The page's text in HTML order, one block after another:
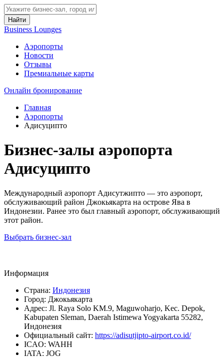
Найти
Business Lounges
Аэропорты
Новости
Отзывы
Премиальные карты
Онлайн бронирование
Главная
Аэропорты
Адисуципто
Бизнес-залы аэропорта
Адисуципто
Международный аэропорт Адисутжипто — это аэропорт,
обслуживающий район Джокьякарта на острове Ява в
Индонезии. Ранее это был главный аэропорт, обслуживающий
этот район.
Выбрать бизнес-зал
Информация
Страна: Индонезия
Город: Джокьякарта
Адрес: Jl. Raya Solo KM.9, Maguwoharjo, Kec. Depok,
Kabupaten Sleman, Daerah Istimewa Yogyakarta 55282,
Индонезия
Официальный сайт: https://adisutjipto-airport.co.id/
ICAO: WAHH
IATA: JOG